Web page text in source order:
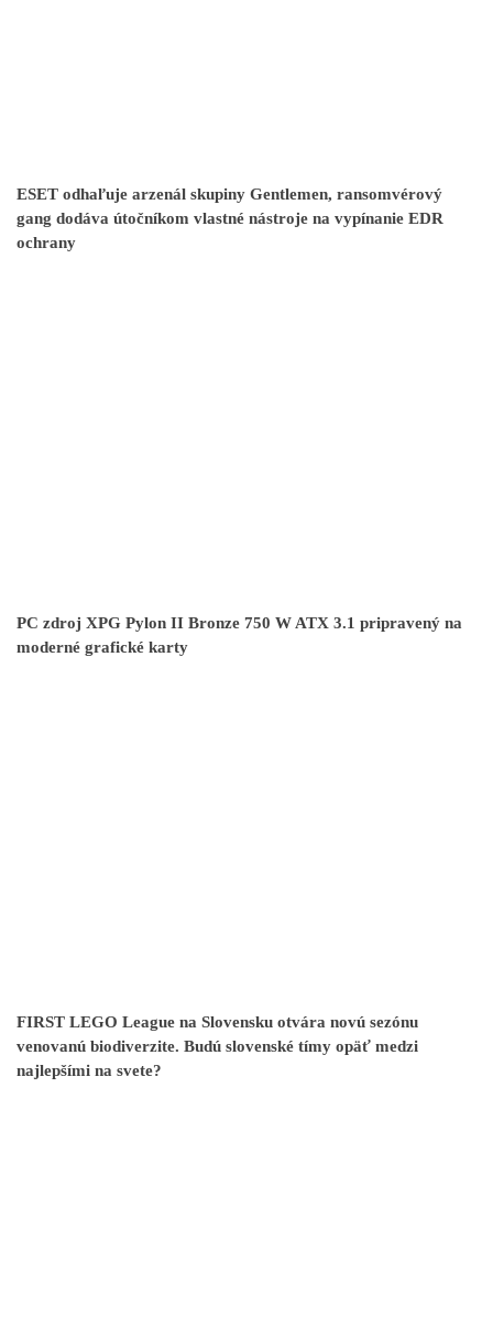
ESET odhaľuje arzenál skupiny Gentlemen, ransomvérový
gang dodáva útočníkom vlastné nástroje na vypínanie EDR
ochrany
PC zdroj XPG Pylon II Bronze 750 W ATX 3.1 pripravený na
moderné grafické karty
FIRST LEGO League na Slovensku otvára novú sezónu
venovanú biodiverzite. Budú slovenské tímy opäť medzi
najlepšími na svete?